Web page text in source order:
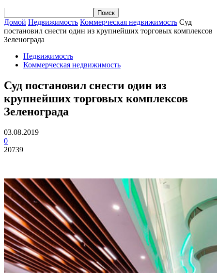
Домой Недвижимость Коммерческая недвижимость Суд
постановил снести один из крупнейших торговых комплексов
Зеленограда
Недвижимость
Коммерческая недвижимость
Суд постановил снести один из
крупнейших торговых комплексов
Зеленограда
03.08.2019
0
20739